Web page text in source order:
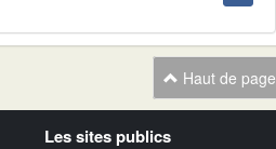
Haut de page
Les sites publics